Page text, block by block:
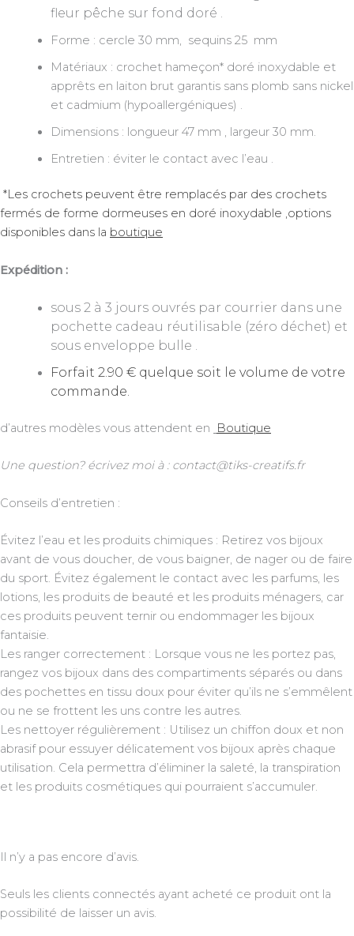
fleur pêche sur fond doré .
Forme : cercle 30 mm, sequins 25 mm
Matériaux : crochet hameçon* doré inoxydable et
apprêts en laiton brut garantis sans plomb sans nickel
et cadmium (hypoallergéniques) .
Dimensions : longueur 47 mm , largeur 30 mm.
Entretien : éviter le contact avec l’eau .
*Les crochets peuvent être remplacés par des crochets
fermés de forme dormeuses en doré inoxydable ,options
disponibles dans la boutique
Expédition :
sous 2 à 3 jours ouvrés par courrier dans une
pochette cadeau réutilisable (zéro déchet) et
sous enveloppe bulle .
Forfait 2.90 € quelque soit le volume de votre
commande.
d’autres modèles vous attendent en Boutique
Une question? écrivez moi à : contact@tiks-creatifs.fr
Conseils d’entretien :
Évitez l’eau et les produits chimiques : Retirez vos bijoux
avant de vous doucher, de vous baigner, de nager ou de faire
du sport. Évitez également le contact avec les parfums, les
lotions, les produits de beauté et les produits ménagers, car
ces produits peuvent ternir ou endommager les bijoux
fantaisie.
Les ranger correctement : Lorsque vous ne les portez pas,
rangez vos bijoux dans des compartiments séparés ou dans
des pochettes en tissu doux pour éviter qu’ils ne s’emmêlent
ou ne se frottent les uns contre les autres.
Les nettoyer régulièrement : Utilisez un chiffon doux et non
abrasif pour essuyer délicatement vos bijoux après chaque
utilisation. Cela permettra d’éliminer la saleté, la transpiration
et les produits cosmétiques qui pourraient s’accumuler.
Il n’y a pas encore d’avis.
Seuls les clients connectés ayant acheté ce produit ont la
possibilité de laisser un avis.